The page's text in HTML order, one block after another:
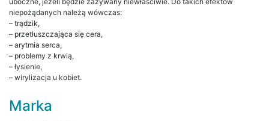
niepożądanych należą wówczas:
– trądzik,
– przetłuszczająca się cera,
– arytmia serca,
– problemy z krwią,
– łysienie,
– wirylizacja u kobiet.
Marka